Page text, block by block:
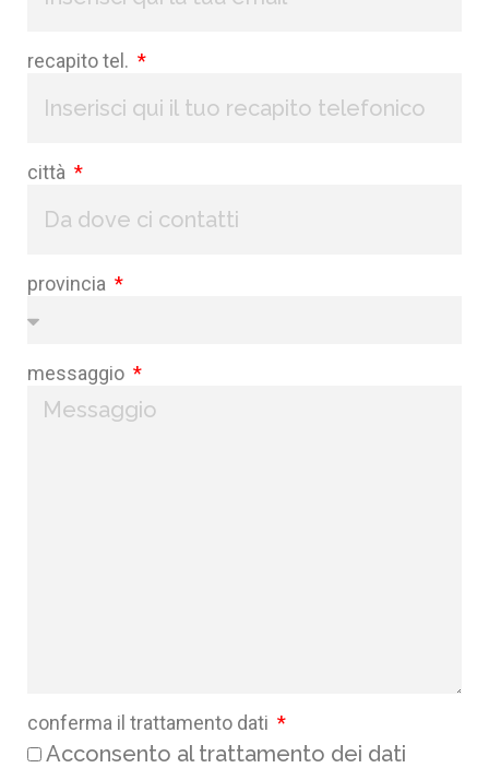
recapito tel.
città
provincia
messaggio
conferma il trattamento dati
Acconsento al trattamento dei dati